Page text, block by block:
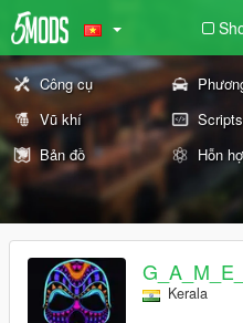
Công cụ
Vũ khí
Scripts
Bản đồ
Hỗn
Kerala